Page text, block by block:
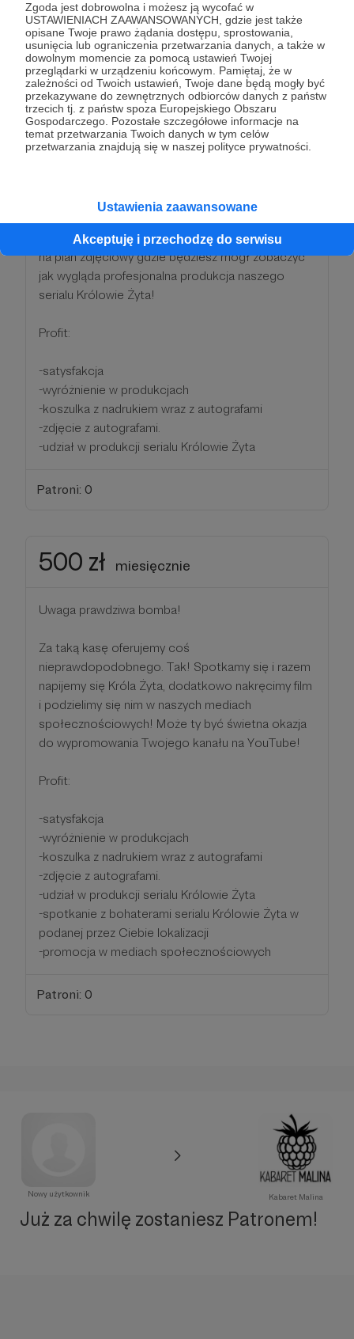
Zgoda jest dobrowolna i możesz ją wycofać w
USTAWIENIACH ZAAWANSOWANYCH, gdzie jest także
opisane Twoje prawo żądania dostępu, sprostowania,
usunięcia lub ograniczenia przetwarzania danych, a także w
dowolnym momencie za pomocą ustawień Twojej
przeglądarki w urządzeniu końcowym. Pamiętaj, że w
zależności od Twoich ustawień, Twoje dane będą mogły być
przekazywane do zewnętrznych odbiorców danych z państw
trzecich tj. z państw spoza Europejskiego Obszaru
Gospodarczego. Pozostałe szczegółowe informacje na
temat przetwarzania Twoich danych w tym celów
przetwarzania znajdują się w naszej polityce prywatności.
Ustawienia zaawansowane
Akceptuję i przechodzę do serwisu
Patroni: 0
250 zł miesięcznie
Tym razem mamy dla Ciebie nie lada gratkę!
poprzednich progów i dodatkowo zaprosimy Cię
na plan zdjęciowy gdzie będziesz mógł zobaczyć
jak wygląda profesjonalna produkcja naszego
serialu Królowie Żyta!
Profit:
-satysfakcja
-wyróżnienie w produkcjach
-koszulka z nadrukiem wraz z autografami
-zdjęcie z autografami.
-udział w produkcji serialu Królowie Żyta
Patroni: 0
500 zł miesięcznie
Uwaga prawdziwa bomba!
Za taką kasę oferujemy coś
nieprawdopodobnego. Tak! Spotkamy się i razem
napijemy się Króla Żyta, dodatkowo nakręcimy film
i podzielimy się nim w naszych mediach
społecznościowych! Może ty być świetna okazja
do wypromowania Twojego kanału na YouTube!
Profit:
-satysfakcja
-wyróżnienie w produkcjach
-koszulka z nadrukiem wraz z autografami
-zdjęcie z autografami.
-udział w produkcji serialu Królowie Żyta
-spotkanie z bohaterami serialu Królowie Żyta w
podanej przez Ciebie lokalizacji
-promocja w mediach społecznościowych
Patroni: 0
Nowy użytkownik Kabaret Malina
Już za chwilę zostaniesz Patronem!